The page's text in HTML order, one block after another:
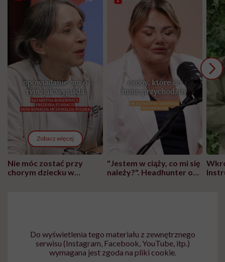
Zobacz więcej
Nie móc zostać przy
chorym dziecku w
"Jestem w ciąży, co mi się
należy?". Headhunter o
Do wyświetlenia tego materiału z zewnętrznego
serwisu (Instagram, Facebook, YouTube, itp.)
wymagana jest zgoda na pliki cookie.